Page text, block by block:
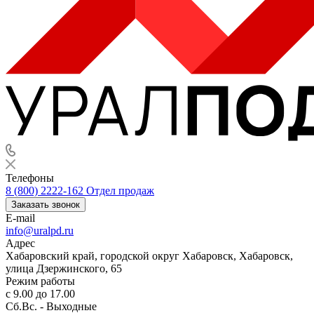
Телефоны
8 (800) 2222-162 Отдел продаж
Заказать звонок
E-mail
info@uralpd.ru
Адрес
Хабаровский край, городской округ Хабаровск, Хабаровск,
улица Дзержинского, 65
Режим работы
с 9.00 до 17.00
Сб.Вс. - Выходные